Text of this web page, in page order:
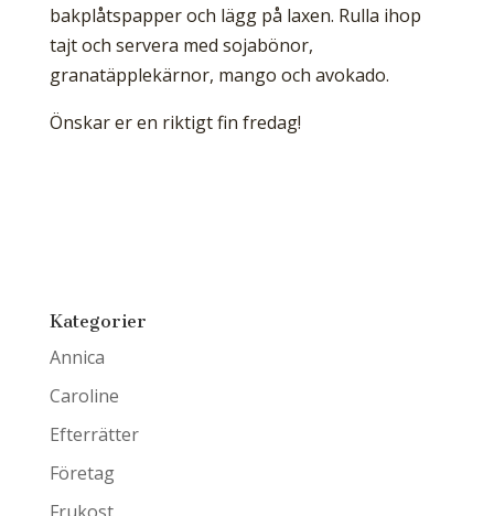
bakplåtspapper och lägg på laxen. Rulla ihop
tajt och servera med sojabönor,
granatäpplekärnor, mango och avokado.
Önskar er en riktigt fin fredag!
Kategorier
Annica
Caroline
Efterrätter
Företag